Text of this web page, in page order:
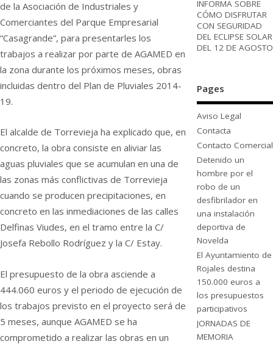
de la Asociación de Industriales y
Comerciantes del Parque Empresarial
“Casagrande”, para presentarles los
trabajos a realizar por parte de AGAMED en
la zona durante los próximos meses, obras
incluidas dentro del Plan de Pluviales 2014-
19.
El alcalde de Torrevieja ha explicado que, en
concreto, la obra consiste en aliviar las
aguas pluviales que se acumulan en una de
las zonas más conflictivas de Torrevieja
cuando se producen precipitaciones, en
concreto en las inmediaciones de las calles
Delfinas Viudes, en el tramo entre la C/
Josefa Rebollo Rodríguez y la C/ Estay.
El presupuesto de la obra asciende a
444.060 euros y el periodo de ejecución de
los trabajos previsto en el proyecto será de
5 meses, aunque AGAMED se ha
comprometido a realizar las obras en un
INFORMA SOBRE
CÓMO DISFRUTAR
CON SEGURIDAD
DEL ECLIPSE SOLAR
DEL 12 DE AGOSTO
Pages
Aviso Legal
Contacta
Contacto Comercial
Detenido un
hombre por el
robo de un
desfibrilador en
una instalación
deportiva de
Novelda
El Ayuntamiento de
Rojales destina
150.000 euros a
los presupuestos
participativos
JORNADAS DE
MEMORIA